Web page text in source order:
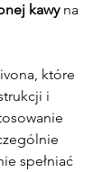
kawy na
które
i
spełniać